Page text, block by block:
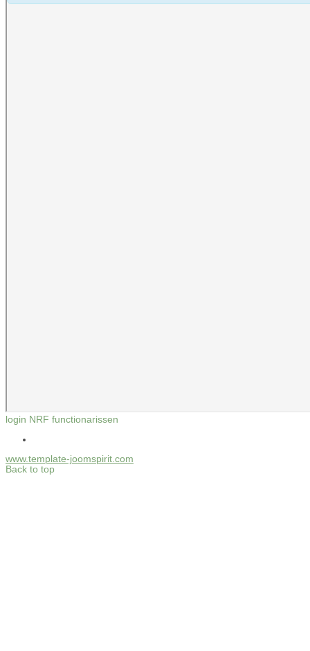
login NRF functionarissen
www.template-joomspirit.com
Back to top